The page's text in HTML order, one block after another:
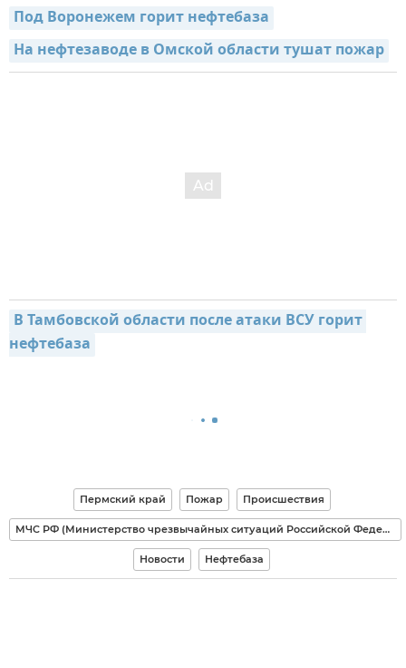
Под Воронежем горит нефтебаза
На нефтезаводе в Омской области тушат пожар
В Тамбовской области после атаки ВСУ горит
нефтебаза
Пермский край Пожар Происшествия
МЧС РФ (Министерство чрезвычайных ситуаций Российской Федерации)
Новости Нефтебаза